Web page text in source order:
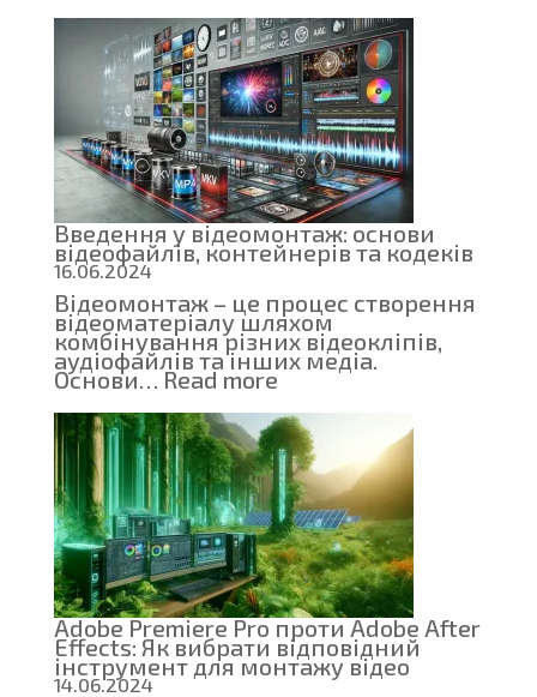
Введення у відеомонтаж: основи
відеофайлів, контейнерів та кодеків
16.06.2024
Відеомонтаж – це процес створення
відеоматеріалу шляхом
комбінування різних відеокліпів,
аудіофайлів та інших медіа.
Основи…Read more:
Введення
у
відеомонтаж:
основи
відеофайлів,
контейнерів
та
кодеків
Adobe Premiere Pro проти Adobe After
Effects: Як вибрати відповідний
інструмент для монтажу відео
14.06.2024